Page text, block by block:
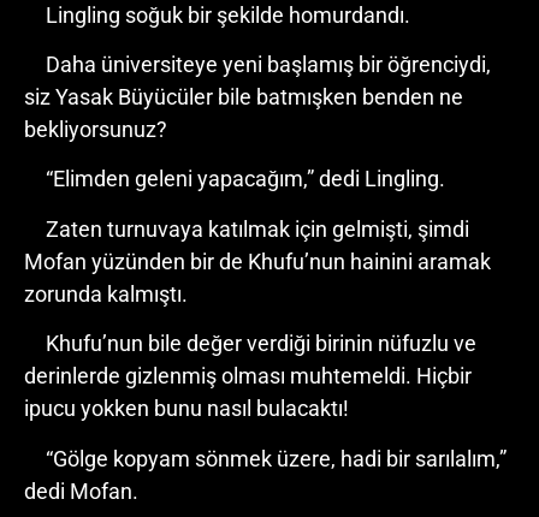
Lingling soğuk bir şekilde homurdandı.
Daha üniversiteye yeni başlamış bir öğrenciydi,
siz Yasak Büyücüler bile batmışken benden ne
bekliyorsunuz?
“Elimden geleni yapacağım,” dedi Lingling.
Zaten turnuvaya katılmak için gelmişti, şimdi
Mofan yüzünden bir de Khufu’nun hainini aramak
zorunda kalmıştı.
Khufu’nun bile değer verdiği birinin nüfuzlu ve
derinlerde gizlenmiş olması muhtemeldi. Hiçbir
ipucu yokken bunu nasıl bulacaktı!
“Gölge kopyam sönmek üzere, hadi bir sarılalım,”
dedi Mofan.